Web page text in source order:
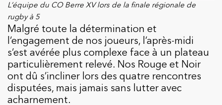
L’équipe du CO Berre XV lors de la finale régionale de
rugby à 5
Malgré toute la détermination et
l’engagement de nos joueurs, l’après-midi
s’est avérée plus complexe face à un plateau
particulièrement relevé. Nos Rouge et Noir
ont dû s’incliner lors des quatre rencontres
disputées, mais jamais sans lutter avec
acharnement.